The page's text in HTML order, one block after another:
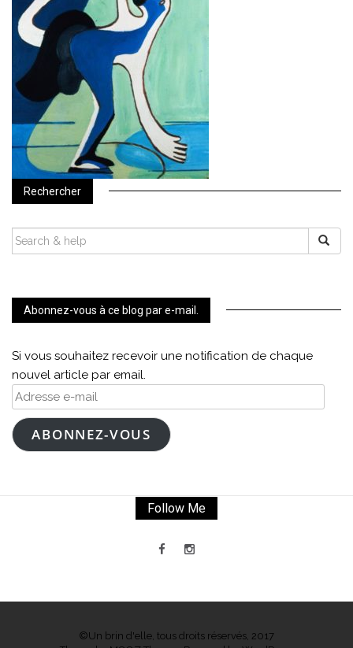
Rechercher
SEARCH
FOR:
Abonnez-vous à ce blog par e-mail.
Si vous souhaitez recevoir une notification de chaque
nouvel article par email.
Adresse
e-
mailABONNEZ-VOUS
Follow Me
©Un brin d'elle, tous droits réservés, 2017